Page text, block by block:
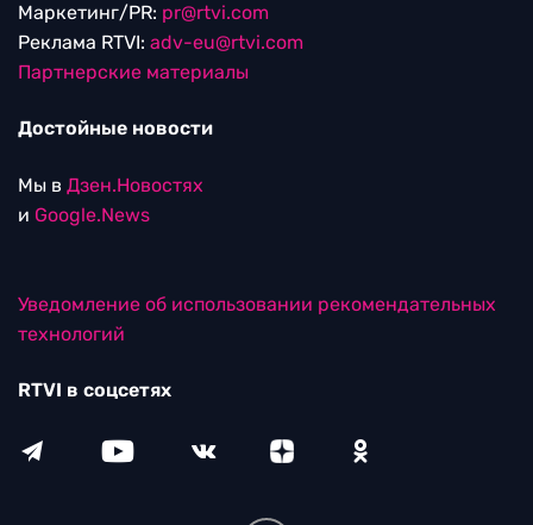
Маркетинг/PR: pr@rtvi.com
Реклама RTVI: adv-eu@rtvi.com
Партнерские материалы
Достойные новости
Мы в Дзен.Новостях
и Google.News
Уведомление об использовании рекомендательных
технологий
RTVI в соцсетях